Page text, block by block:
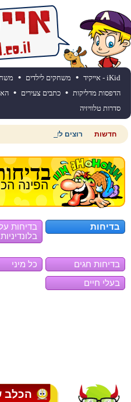
iKid - אייקיד • משחקים לילדים •
הדפסות מדליקות • כתבים צעירים •
סדרות טלוויזיה
חדשות רוצים לדעת מהי תחזית
הפינה
בדיחות
בדיחות
בלונדיניות
בדיחות חגים
כל מיני
בעלי חיים
הכלב